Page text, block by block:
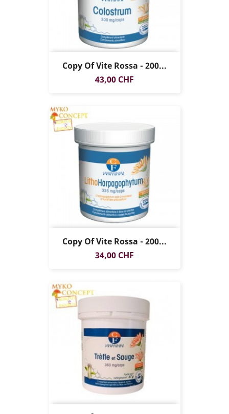
Copy Of Vite Rossa - 200...
Prezzo
43,00 CHF
Copy Of Vite Rossa - 200...
Prezzo
34,00 CHF